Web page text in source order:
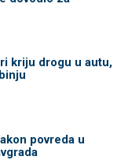
kriju drogu u autu,
povreda u